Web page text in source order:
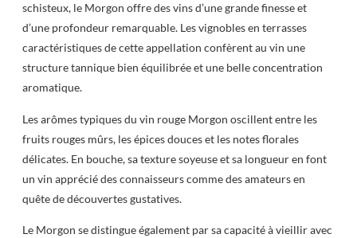
schisteux, le Morgon offre des vins d’une grande finesse et
d’une profondeur remarquable. Les vignobles en terrasses
caractéristiques de cette appellation confèrent au vin une
structure tannique bien équilibrée et une belle concentration
aromatique.
Les arômes typiques du vin rouge Morgon oscillent entre les
fruits rouges mûrs, les épices douces et les notes florales
délicates. En bouche, sa texture soyeuse et sa longueur en font
un vin apprécié des connaisseurs comme des amateurs en
quête de découvertes gustatives.
Le Morgon se distingue également par sa capacité à vieillir avec